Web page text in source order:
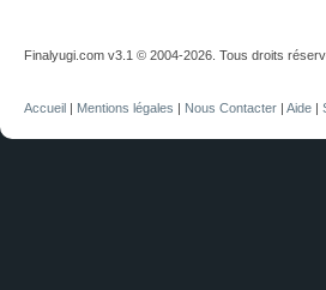
Finalyugi.com v3.1 © 2004-2026. Tous droits
Accueil | Mentions légales | Nous Contacter | Aide |